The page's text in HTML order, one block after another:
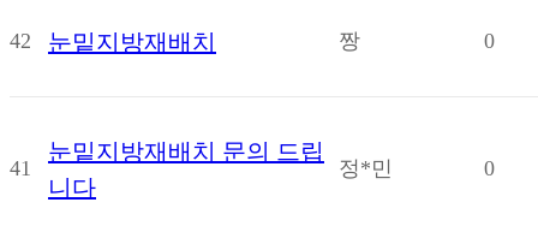
42 눈밑지방재배치 짱 0
41
눈밑지방재배치 문의 드립
니다
정*민 0